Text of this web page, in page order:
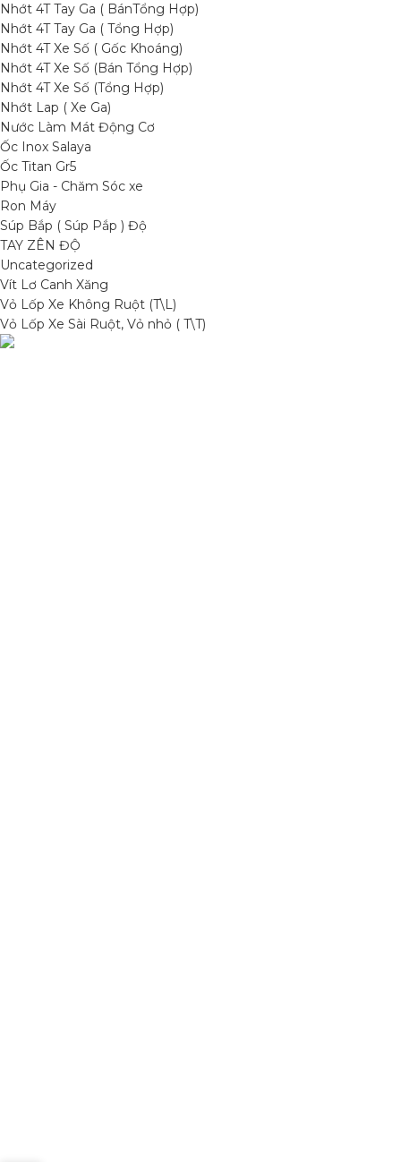
Nhớt 4T Tay Ga ( BánTổng Hợp)
Nhớt 4T Tay Ga ( Tổng Hợp)
Nhớt 4T Xe Số ( Gốc Khoáng)
Nhớt 4T Xe Số (Bán Tổng Hợp)
Nhớt 4T Xe Số (Tổng Hợp)
Nhớt Lap ( Xe Ga)
Nước Làm Mát Động Cơ
Ốc Inox Salaya
Ốc Titan Gr5
Phụ Gia - Chăm Sóc xe
Ron Máy
Súp Bắp ( Súp Pắp ) Độ
TAY ZÊN ĐỘ
Uncategorized
Vít Lơ Canh Xăng
Vỏ Lốp Xe Không Ruột (T\L)
Vỏ Lốp Xe Sài Ruột, Vỏ nhỏ ( T\T)